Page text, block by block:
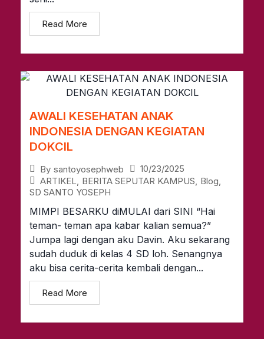
Read More
AWALI KESEHATAN ANAK
INDONESIA DENGAN KEGIATAN
DOKCIL
By santoyosephweb
10/23/2025
ARTIKEL BERITA SEPUTAR KAMPUS Blog
SD SANTO YOSEPH
MIMPI BESARKU diMULAI dari SINI “Hai
teman- teman apa kabar kalian semua?”
Jumpa lagi dengan aku Davin. Aku sekarang
sudah duduk di kelas 4 SD loh. Senangnya
aku bisa cerita-cerita kembali dengan...
Read More